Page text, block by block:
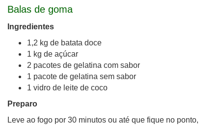
Balas de goma
Ingredientes
1,2 kg de batata doce
1 kg de açúcar
2 pacotes de gelatina com sabor
1 pacote de gelatina sem sabor
1 vidro de leite de coco
Preparo
Leve ao fogo por 30 minutos ou até que fique no ponto,